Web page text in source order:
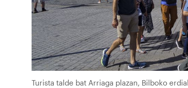
Turista talde bat Arriaga plazan, Bilboko